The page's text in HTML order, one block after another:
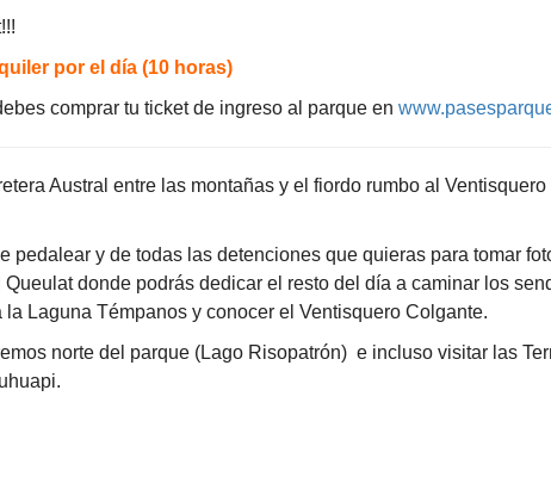
por el día (10 horas)
comprar tu ticket de ingreso al parque en
Austral entre las montañas y el fiordo rumbo al Ventisquero
pedalear y de todas las detenciones que quieras para tomar
donde podrás dedicar el resto del día a caminar los
Laguna Témpanos y conocer el Ventisquero Colgante.
norte del parque (Lago Risopatrón) e incluso visitar las